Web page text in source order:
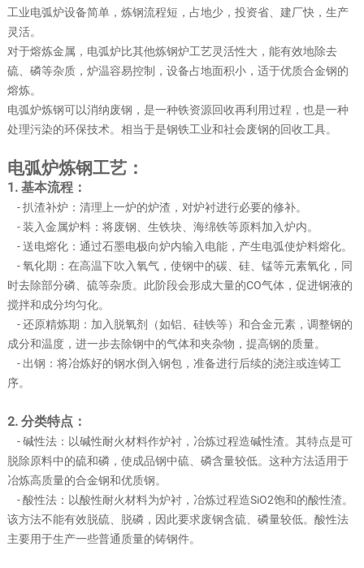
工业电弧炉设备简单，炼钢流程短，占地少，投资省、建厂快，生产
灵活。
对于熔炼金属，电弧炉比其他炼钢炉工艺灵活性大，能有效地除去
硫、磷等杂质，炉温容易控制，设备占地面积小，适于优质合金钢的
熔炼。
电弧炉炼钢可以消纳废钢，是一种铁资源回收再利用过程，也是一种
处理污染的环保技术。相当于是钢铁工业和社会废钢的回收工具。
电弧炉炼钢工艺：
1. 基本流程：
- 扒渣补炉：清理上一炉的炉渣，对炉衬进行必要的修补。
- 装入金属炉料：将废钢、生铁块、海绵铁等原料加入炉内。
- 送电熔化：通过石墨电极向炉内输入电能，产生电弧使炉料熔化。
- 氧化期：在高温下吹入氧气，使钢中的碳、硅、锰等元素氧化，同
时去除部分磷、硫等杂质。此阶段会形成大量的CO气体，促进钢液的
搅拌和成分均匀化。
- 还原精炼期：加入脱氧剂（如铝、硅铁等）和合金元素，调整钢的
成分和温度，进一步去除钢中的气体和夹杂物，提高钢的质量。
- 出钢：将冶炼好的钢水倒入钢包，准备进行后续的浇注或连铸工
序。
2. 分类特点：
- 碱性法：以碱性耐火材料作炉衬，冶炼过程造碱性渣。其特点是可
脱除原料中的硫和磷，使成品钢中硫、磷含量较低。这种方法适用于
冶炼高质量的合金钢和优质钢。
- 酸性法：以酸性耐火材料为炉衬，冶炼过程造SiO2饱和的酸性渣。
该方法不能有效脱硫、脱磷，因此要求废钢含硫、磷量较低。酸性法
主要用于生产一些普通质量的铸钢件。